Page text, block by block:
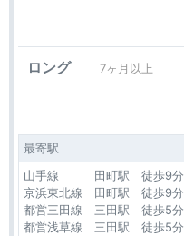
ロング 7ヶ月以上
最寄駅
山手線 田町駅 徒歩9分
京浜東北線 田町駅 徒歩9分
都営三田線 三田駅 徒歩5分
都営浅草線 三田駅 徒歩5分